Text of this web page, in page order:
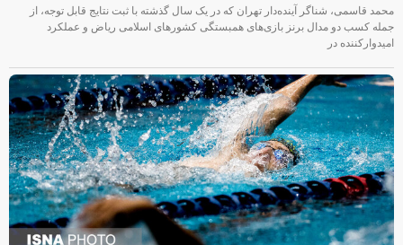
محمد قاسمی، شناگر آینده‌دار تهران که در یک سال گذشته با ثبت نتایج قابل توجه، از
جمله کسب دو مدال برنز بازی‌های همبستگی کشورهای اسلامی ریاض و عملکرد
امیدوارکننده در